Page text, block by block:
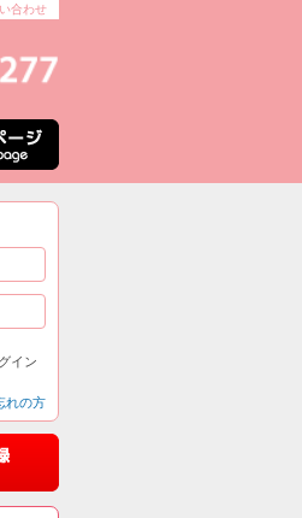
合わせ
イン
れの方